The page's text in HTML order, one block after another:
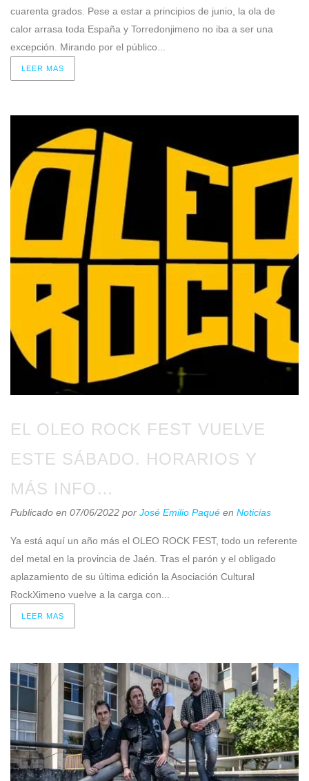
cuarenta grados. Pese a estar a principios de junio, la ola de
calor arrasa toda España y Torredonjimeno no iba a ser una
excepción. Mirando por el público...
LEER MAS
EL OLEO ROCK FEST VUELVE
ESTE SÁBADO. HORARIOS Y
MÁS INFO…
Publicado en 07/06/2022 por José Emilio Paqué en Noticias
Ya está aquí un año más el OLEO ROCK FEST, todo un referente
del metal en la provincia de Jaén. Tras el parón y el obligado
aplazamiento de su última edición la Asociación Cultural
RockXimeno vuelve a la carga con...
LEER MAS